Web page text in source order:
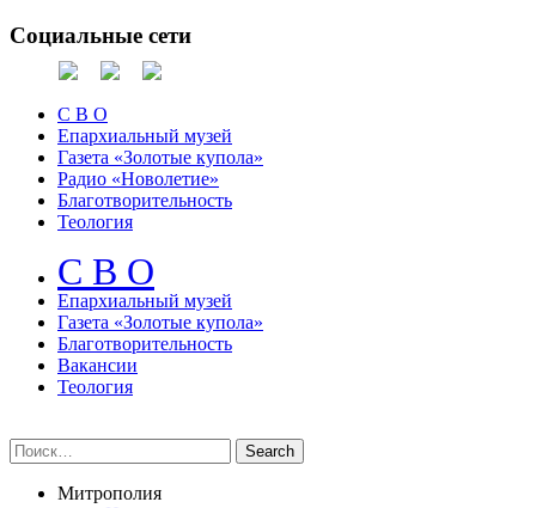
Социальные сети
С В О
Епархиальный музей
Газета «Золотые купола»
Радио «Новолетие»
Благотворительность
Теология
С В О
Епархиальный музeй
Газета «Золотые купола»
Благотворительность
Вакансии
Теология
Митрополия